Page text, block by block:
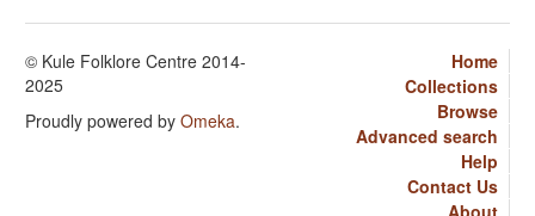
Home
Collections
Browse
Advanced search
Help
Contact Us
© Kule Folklore Centre 2014-
2025
Proudly powered by Omeka.